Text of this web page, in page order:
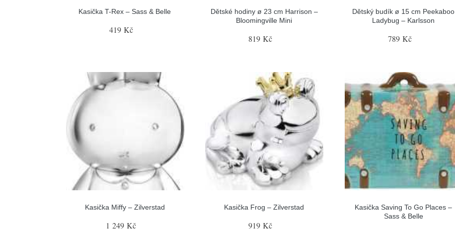
Kasička T-Rex – Sass & Belle
419 Kč
Dětské hodiny ø 23 cm Harrison –
Bloomingville Mini
819 Kč
Dětský budík ø 15 cm Peekaboo
Ladybug – Karlsson
789 Kč
Kasička Miffy – Zilverstad
1 249 Kč
Kasička Frog – Zilverstad
919 Kč
Kasička Saving To Go Places –
Sass & Belle